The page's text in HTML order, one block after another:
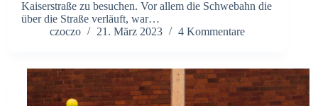
Kaiserstraße zu besuchen. Vor allem die Schwebahn die
über die Straße verläuft, war…
czoczo
21. März 2023 4 Kommentare